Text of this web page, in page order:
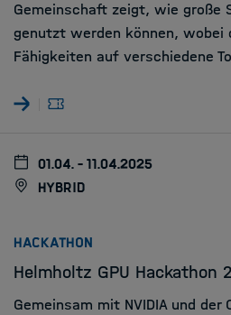
Gemeinschaft zeigt, wie große
genutzt werden können, wobei
Fähigkeiten auf verschiedene
01.04. - 11.04.2025
hybrid
HACKATHON
Helmholtz GPU Hackathon
Gemeinsam mit NVIDIA und der